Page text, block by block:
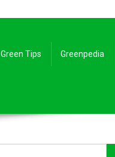
Green Tips Greenpedia